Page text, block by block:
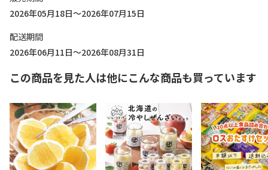
2026年05月18日～2026年07月15日
配送期間
2026年06月11日～2026年08月31日
この商品を見た人は他にこんな商品も買っています